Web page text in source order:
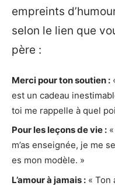
empreints
selon le lien que
père :
Merci pour ton soutien :
est un cadeau
toi me rappelle à quel
Pour les leçons de vie :
m’as enseignée, je me
es mon modèle. »
L’amour à jamais : « Ton